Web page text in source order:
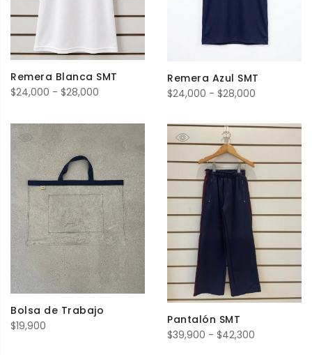
Remera Blanca SMT
$24,000 - $28,000
precios:
desde
$24,000
hasta
$28,000
Remera Azul SMT
$24,000 - $28,000
precios:
desde
$24,000
hasta
$28,000
Bolsa de Trabajo
$19,900
Pantalón SMT
$39,900 - $42,300